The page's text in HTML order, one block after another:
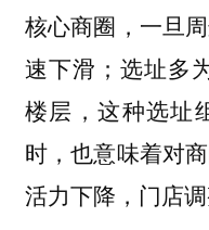
核心商圈，一旦
速下滑；选址多
楼层，这种选址
时，也意味着对
活力下降，门店调